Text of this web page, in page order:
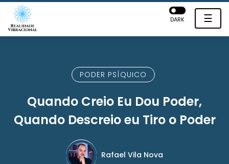
☰
DARK
PODER PSÍQUICO
Quando Creio Eu Dou Poder,
Quando Descreio eu Tiro o Poder
Rafael Vila Nova